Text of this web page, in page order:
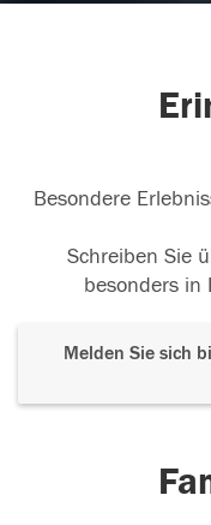
Besondere
Schreiben Sie
besonders in
Melden Sie sich